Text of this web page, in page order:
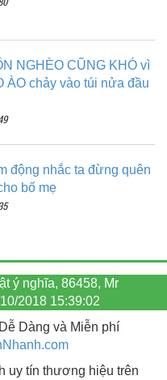
NGHÈO CŨNG KHÓ vì
ÀO chảy vào túi nửa đầu
động nhắc ta đừng quên
bố mẹ
ý nghĩa, 86458, Mr
2018 15:39:02
Dàng và Miễn phí
uy tín thương hiệu trên